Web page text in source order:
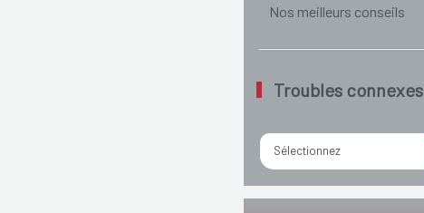
Nos meilleurs conseils
Troubles connexes
Sélectionnez